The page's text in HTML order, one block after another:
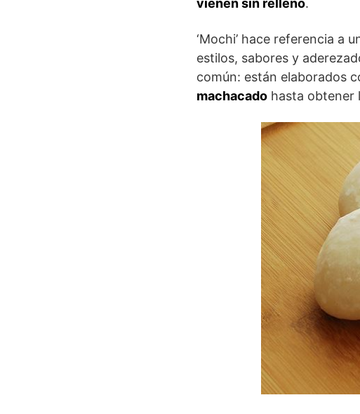
vienen sin relleno.
‘Mochi’ hace referencia a
estilos, sabores y
común: están elaborados
machacado hasta obtener